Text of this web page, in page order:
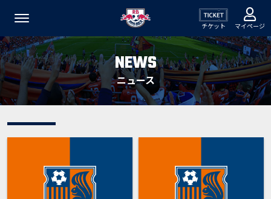
チケット マイページ
NEWS
ニュース